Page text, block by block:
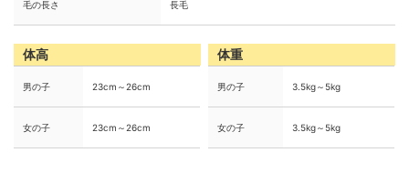
毛の長さ 長毛
体高
男の子 23cm～26cm
女の子 23cm～26cm
体重
男の子 3.5kg～5kg
女の子 3.5kg～5kg